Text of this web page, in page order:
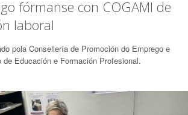
fórmanse con COGAMI de
laboral
pola Consellería de Promoción do Emprego e
de Educación e Formación Profesional.